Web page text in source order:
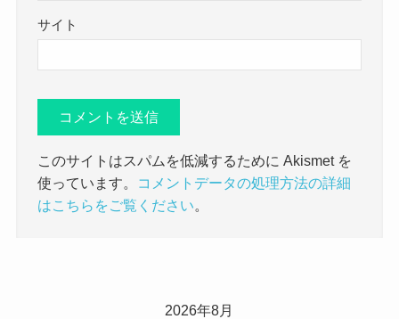
サイト
このサイトはスパムを低減するために Akismet を
使っています。
コメントデータの処理方法の詳細
はこちらをご覧ください。
2026年8月